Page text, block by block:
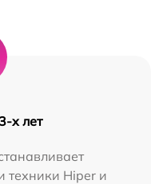
х лет
техники Hiper и